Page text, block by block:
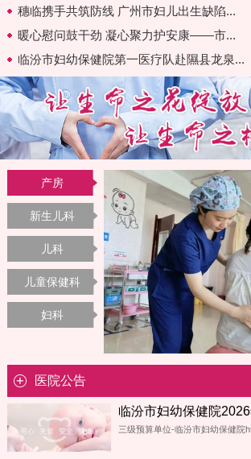
穗临携手共筑防线 广州市妇儿出生缺陷...
暖心慰问鼓干劲 凝心聚力护安康——市...
临汾市妇幼保健院第一医疗队赴隰县龙泉...
产房
新生儿科
儿科
儿童保健科
妇科
医院公告
临汾市妇幼保健院
三级预算单位-临汾市妇幼保健院